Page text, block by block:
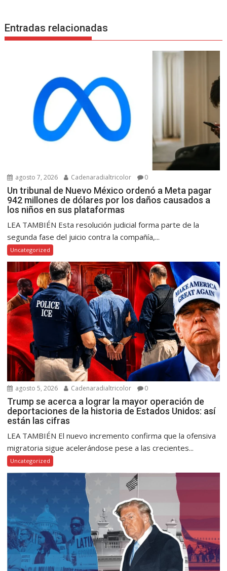
Entradas relacionadas
agosto 7, 2026 Cadenaradialtricolor 0
Un tribunal de Nuevo México ordenó a Meta pagar
942 millones de dólares por los daños causados a
los niños en sus plataformas
LEA TAMBIÉN Esta resolución judicial forma parte de la
segunda fase del juicio contra la compañía,...
Uncategorized
agosto 5, 2026 Cadenaradialtricolor 0
Trump se acerca a lograr la mayor operación de
deportaciones de la historia de Estados Unidos: así
están las cifras
LEA TAMBIÉN El nuevo incremento confirma que la ofensiva
migratoria sigue acelerándose pese a las crecientes...
Uncategorized